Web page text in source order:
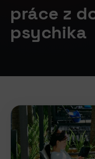
práce z
psychika